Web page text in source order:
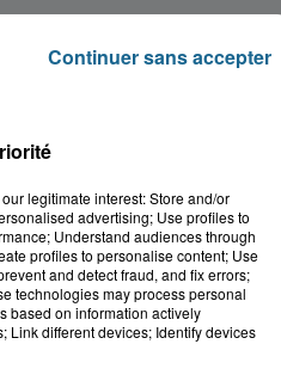
legitimate interest: Store and/or
advertising; Use profiles to
Understand audiences through
profiles to personalise content; Use
and detect fraud, and fix errors;
technologies may process personal
based on information actively
Link different devices; Identify devices
Continuer sans accepter